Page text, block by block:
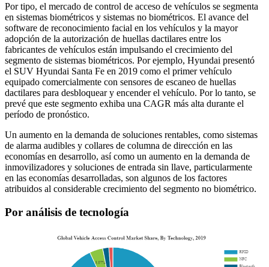
Por tipo, el mercado de control de acceso de vehículos se segmenta
en sistemas biométricos y sistemas no biométricos. El avance del
software de reconocimiento facial en los vehículos y la mayor
adopción de la autorización de huellas dactilares entre los
fabricantes de vehículos están impulsando el crecimiento del
segmento de sistemas biométricos. Por ejemplo, Hyundai presentó
el SUV Hyundai Santa Fe en 2019 como el primer vehículo
equipado comercialmente con sensores de escaneo de huellas
dactilares para desbloquear y encender el vehículo. Por lo tanto, se
prevé que este segmento exhiba una CAGR más alta durante el
período de pronóstico.
Un aumento en la demanda de soluciones rentables, como sistemas
de alarma audibles y collares de columna de dirección en las
economías en desarrollo, así como un aumento en la demanda de
inmovilizadores y soluciones de entrada sin llave, particularmente
en las economías desarrolladas, son algunos de los factores
atribuidos al considerable crecimiento del segmento no biométrico.
Por análisis de tecnología